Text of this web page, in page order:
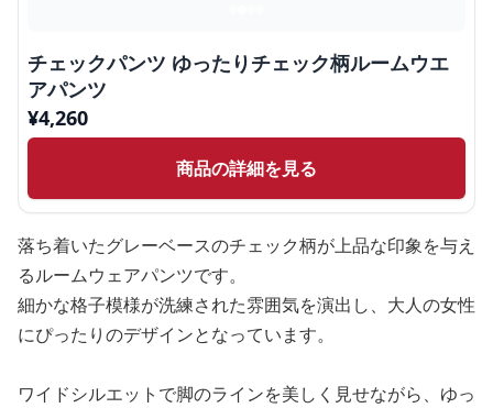
チェックパンツ ゆったりチェック柄ルームウエ
アパンツ
¥4,260
商品の詳細を見る
落ち着いたグレーベースのチェック柄が上品な印象を与え
るルームウェアパンツです。
細かな格子模様が洗練された雰囲気を演出し、大人の女性
にぴったりのデザインとなっています。
ワイドシルエットで脚のラインを美しく見せながら、ゆっ